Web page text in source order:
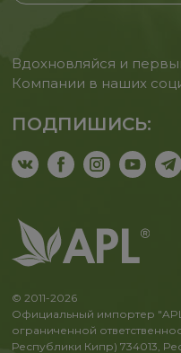
Вдохновляйся и
Компании в наших
ПОДПИШИСЬ:
© 2011-2026
Официальный импортер
ограниченной
Республики Кипр) 734013,